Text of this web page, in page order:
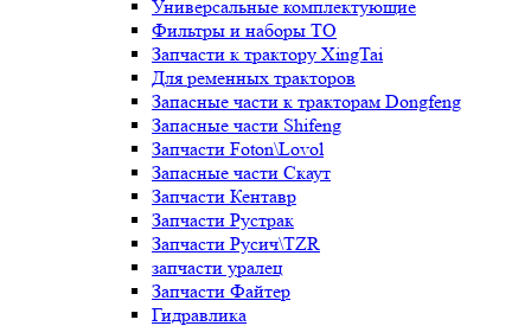
Универсальные комплектующие
Фильтры и наборы ТО
Запчасти к трактору XingTai
Для ременных тракторов
Запасные части к тракторам Dongfeng
Запасные части Shifeng
Запчасти Foton\Lovol
Запасные части Скаут
Запчасти Кентавр
Запчасти Рустрак
Запчасти Русич\TZR
запчасти уралец
Запчасти Файтер
Гидравлика